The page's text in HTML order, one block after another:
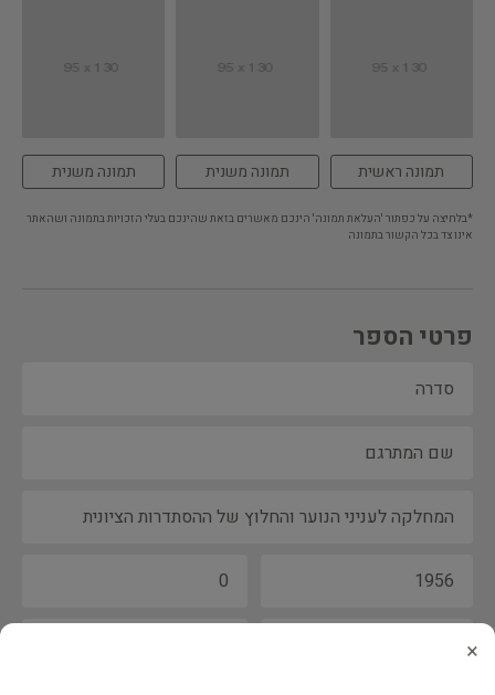
תמונה ראשית תמונה משנית תמונה משנית
*בלחיצה על כפתור 'העלאת תמונה' הינכם מאשרים בזאת שהינכם בעלי הזכויות בתמונה ושהאתר
אינו צד בכל הקשור בתמונה
פרטי הספר
×